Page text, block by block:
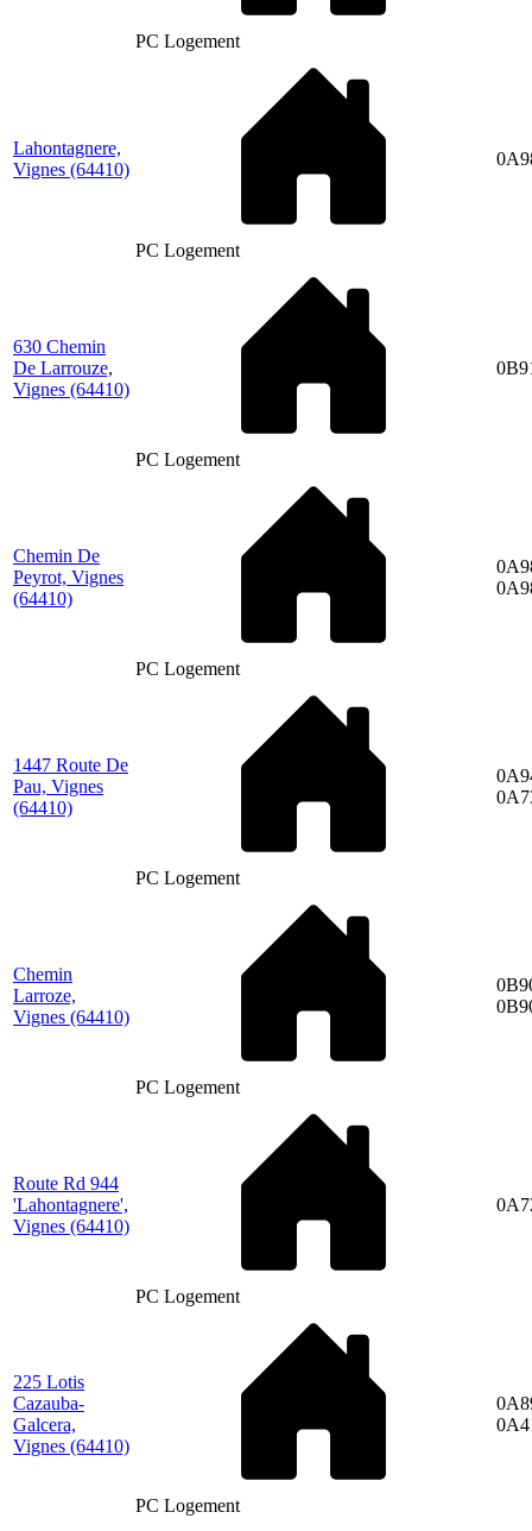
PC Logement
Lahontagnere,
Vignes (64410)
PC Logement
630 Chemin
De Larrouze,
Vignes (64410)
PC Logement
Chemin De
Peyrot, Vignes
(64410)
PC Logement
1447 Route De
Pau, Vignes
(64410)
PC Logement
Chemin
Larroze,
Vignes (64410)
PC Logement
Route Rd 944
'Lahontagnere',
Vignes (64410)
PC Logement
225 Lotis
Cazauba-
Galcera,
Vignes (64410)
PC Logement